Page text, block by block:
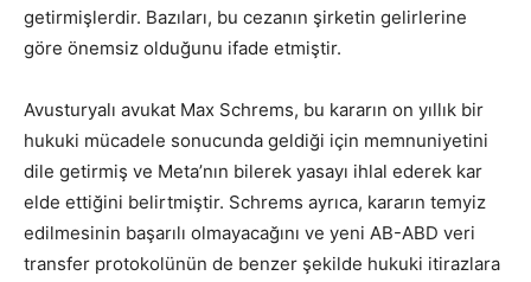
getirmişlerdir. Bazıları, bu cezanın şirketin gelirlerine
göre önemsiz olduğunu ifade etmiştir.
Avusturyalı avukat Max Schrems, bu kararın on yıllık bir
hukuki mücadele sonucunda geldiği için memnuniyetini
dile getirmiş ve Meta’nın bilerek yasayı ihlal ederek kar
elde ettiğini belirtmiştir. Schrems ayrıca, kararın temyiz
edilmesinin başarılı olmayacağını ve yeni AB-ABD veri
transfer protokolünün de benzer şekilde hukuki itirazlara